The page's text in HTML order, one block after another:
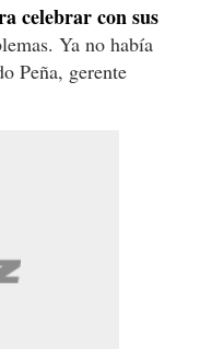
celebrar con sus
Ya no había
Peña, gerente